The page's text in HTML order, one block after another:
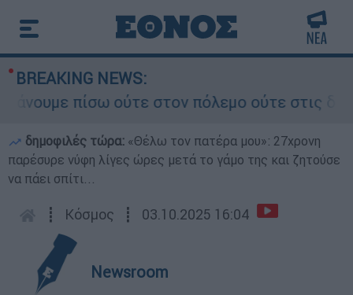
BREAKING NEWS:
πίσω ούτε στον πόλεμο ούτε στις
δημοφιλές τώρα: «Θέλω τον πατέρα μου»: 27χρονη
παρέσυρε νύφη λίγες ώρες μετά το γάμο της και ζητούσε
να πάει σπίτι...
┋ Κόσμος ┋ 03.10.2025 16:04
Newsroom